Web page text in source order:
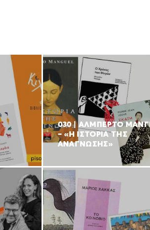
030 | ΑΛΜΠΕΡΤΟ
– «Η ΙΣΤΟΡΙΑ ΤΗΣ
ΑΝΑΓΝΩΣΗΣ»